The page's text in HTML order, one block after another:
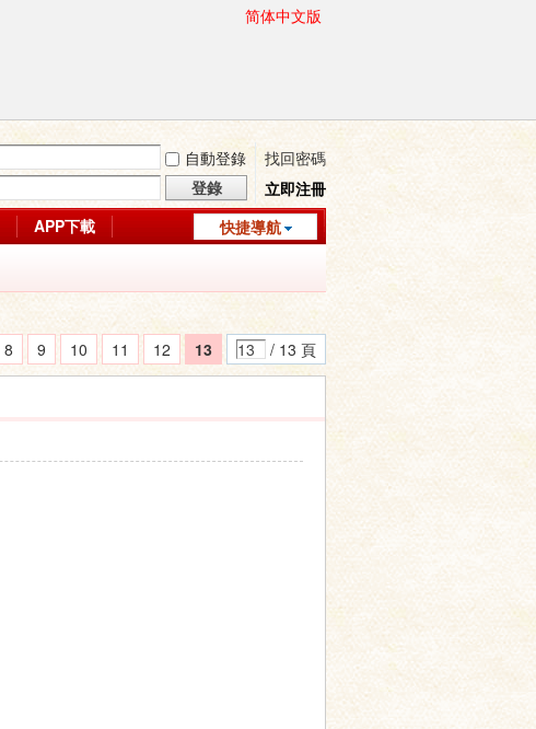
简体中文版
自動登錄
找回密碼
登錄
立即注冊
快捷導航
APP下載
8 9 10 11 12 13 / 13 頁